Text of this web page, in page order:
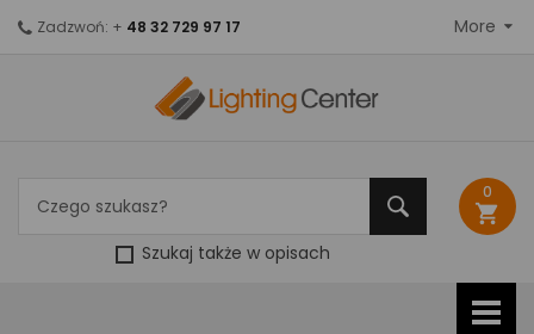
Szukaj także w opisach
0
shopping_cart
Zadzwoń: + 48 32 729 97 17 More